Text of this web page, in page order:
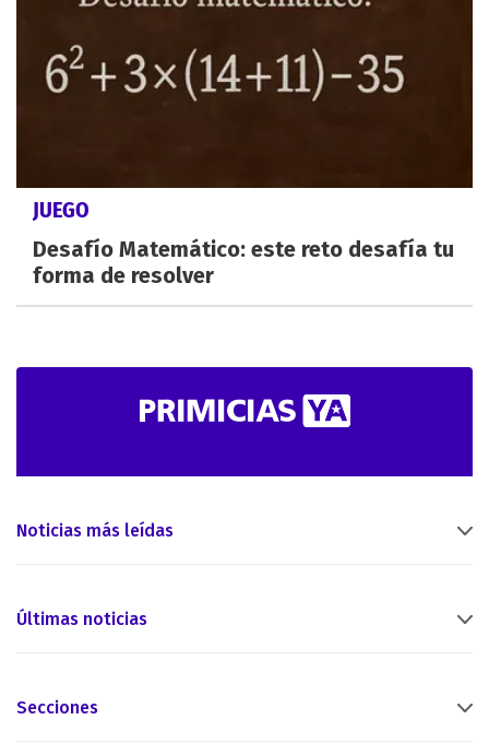
JUEGO
Desafío Matemático: este reto desafía tu
forma de resolver
Noticias más leídas
Últimas noticias
Secciones